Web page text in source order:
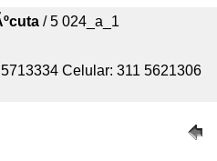
/ 5 024_a_1
Celular: 311 5621306